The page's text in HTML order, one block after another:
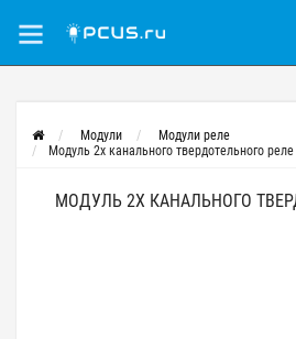
Модули
Модули реле
Модуль 2х канального твердотельного реле
МОДУЛЬ 2Х КАНАЛЬНОГО